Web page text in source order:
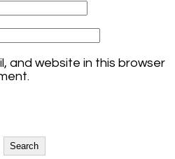
and website in this browser
Search